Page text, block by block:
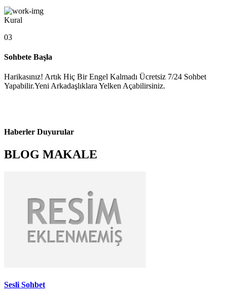
Kural
03
Sohbete Başla
Harikasınız! Artık Hiç Bir Engel Kalmadı Ücretsiz 7/24 Sohbet
Yapabilir.Yeni Arkadaşlıklara Yelken Açabilirsiniz.
Haberler Duyurular
BLOG MAKALE
Sesli Sohbet